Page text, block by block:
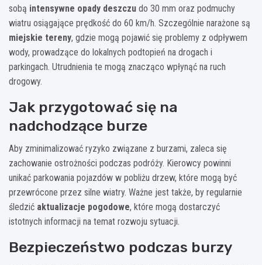
sobą intensywne opady deszczu do 30 mm oraz podmuchy
wiatru osiągające prędkość do 60 km/h. Szczególnie narażone są
miejskie tereny, gdzie mogą pojawić się problemy z odpływem
wody, prowadzące do lokalnych podtopień na drogach i
parkingach. Utrudnienia te mogą znacząco wpłynąć na ruch
drogowy.
Jak przygotować się na
nadchodzące burze
Aby zminimalizować ryzyko związane z burzami, zaleca się
zachowanie ostrożności podczas podróży. Kierowcy powinni
unikać parkowania pojazdów w pobliżu drzew, które mogą być
przewrócone przez silne wiatry. Ważne jest także, by regularnie
śledzić aktualizacje pogodowe, które mogą dostarczyć
istotnych informacji na temat rozwoju sytuacji.
Bezpieczeństwo podczas burzy